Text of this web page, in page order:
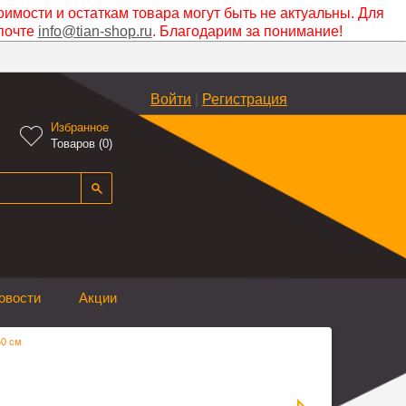
и остаткам товара могут быть не актуальны. Для
info@tian-shop.ru. Благодарим за понимание!
Войти Регистрация

Избранное
Товаров (0)
Акции
см